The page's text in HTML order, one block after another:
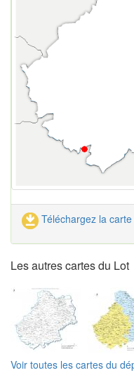
Téléchargez la
Les autres cartes du Lot
Voir toutes les cartes du